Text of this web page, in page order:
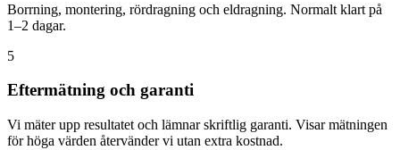
Borrning, montering, rördragning och eldragning. Normalt klart på
1–2 dagar.
5
Eftermätning och garanti
Vi mäter upp resultatet och lämnar skriftlig garanti. Visar mätningen
för höga värden återvänder vi utan extra kostnad.